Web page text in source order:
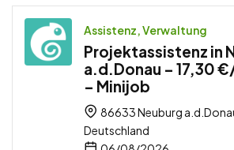
Assistenz, Verwaltung
Projektassistenz in
a.d.Donau – 17,30
– Minijob
86633 Neuburg
Deutschland